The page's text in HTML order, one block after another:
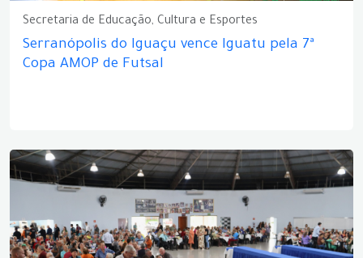
Secretaria de Educação, Cultura e Esportes
Serranópolis do Iguaçu vence Iguatu pela 7ª
Copa AMOP de Futsal